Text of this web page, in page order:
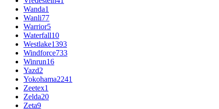
Wanda1
Wanli77
Warrior5
Waterfall10
Westlake1393
Windforce733
Winrun16
Yazd2
Yokohama2241
Zeetex1
Zelda20
Zeta9